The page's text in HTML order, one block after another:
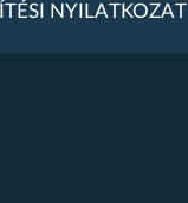
NYILATKOZAT